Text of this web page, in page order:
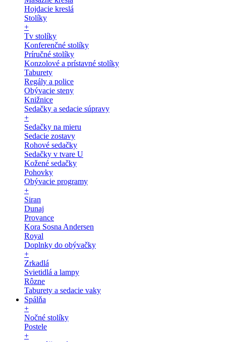
Hojdacie kreslá
Stolíky
+
Tv stolíky
Konferenčné stolíky
Príručné stolíky
Konzolové a prístavné stolíky
Taburety
Regály a police
Obývacie steny
Knižnice
Sedačky a sedacie súpravy
+
Sedačky na mieru
Sedacie zostavy
Rohové sedačky
Sedačky v tvare U
Kožené sedačky
Pohovky
Obývacie programy
+
Siran
Dunaj
Provance
Kora Sosna Andersen
Royal
Doplnky do obývačky
+
Zrkadlá
Svietidlá a lampy
Rôzne
Taburety a sedacie vaky
Spálňa
+
Nočné stolíky
Postele
+